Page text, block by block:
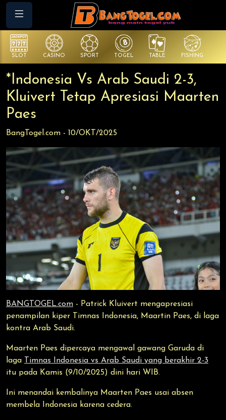
SLOT CASINO SPORT TOGEL TABLE FISHING
*Indonesia Vs Arab Saudi 2-3,
Kluivert Tetap Apresiasi Maarten
Paes
BangTogel.com - 10/OKT/2025
BANGTOGEL.com - Patrick Kluivert mengapresiasi
penampilan kiper Timnas Indonesia, Maartin Paes, di laga
kontra Arab Saudi.
Maarten Paes dipercaya mengawal gawang Garuda di
laga
Timnas Indonesia vs Arab Saudi yang berakhir 2-3
itu pada Kamis (9/10/2025) dini hari WIB.
Ini menandai kembalinya Maarten Paes usai absen
membela Indonesia karena cedera.